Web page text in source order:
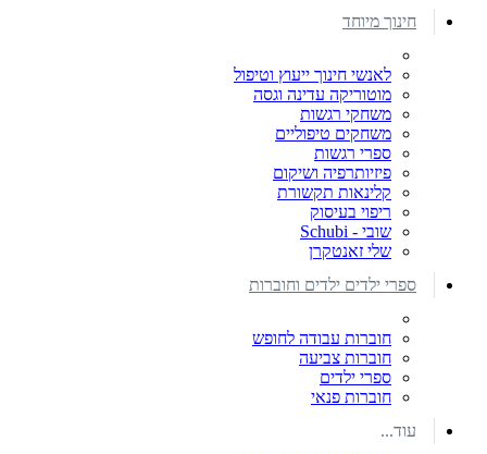
חינוך מיוחד
לאנשי חינוך ייעוץ וטיפול
מוטוריקה עדינה וגסה
משחקי רגשות
משחקים טיפוליים
ספרי רגשות
פיזיותרפיה ושיקום
קלינאות תקשורת
ריפוי בעיסוק
שובי - Schubi
שלי זאנטקרן
ספרי ילדים ילדים וחוברות
חוברות עבודה לחופש
חוברות צביעה
ספרי ילדים
חוברות פנאי
עוד...